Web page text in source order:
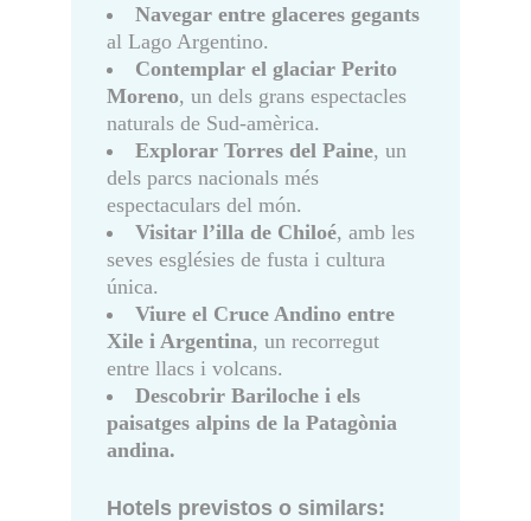
Navegar entre glaceres gegants
al Lago Argentino.
Contemplar el glaciar Perito
Moreno, un dels grans espectacles
naturals de Sud-amèrica.
Explorar Torres del Paine, un
dels parcs nacionals més
espectaculars del món.
Visitar l’illa de Chiloé, amb les
seves esglésies de fusta i cultura
única.
Viure el Cruce Andino entre
Xile i Argentina, un recorregut
entre llacs i volcans.
Descobrir Bariloche i els
paisatges alpins de la Patagònia
andina.
Hotels previstos o similars: